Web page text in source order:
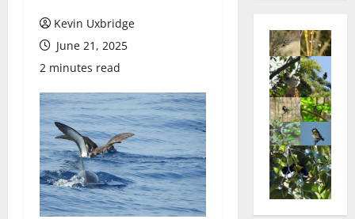
Kevin Uxbridge
June 21, 2025
2 minutes read